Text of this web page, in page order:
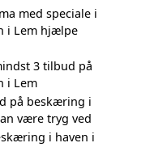
med speciale i
i Lem hjælpe
3 tilbud på
i Lem
på beskæring i
være tryg ved
i haven i